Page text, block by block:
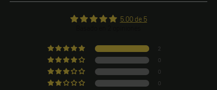
5.00 de 5
2
0
0
0